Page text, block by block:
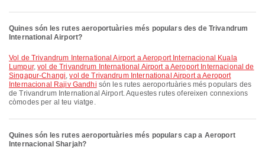
Quines són les rutes aeroportuàries més populars des de Trivandrum
International Airport?
vol de Trivandrum International Airport a Aeroport Internacional Kuala
Lumpur,vol de Trivandrum International Airport a Aeroport Internacional de
Singapur-Changi,vol de Trivandrum International Airport a Aeroport
Internacional Rajiv Gandhi són les rutes aeroportuàries més populars des
de Trivandrum International Airport. Aquestes rutes ofereixen connexions
còmodes per al teu viatge.
Quines són les rutes aeroportuàries més populars cap a Aeroport
Internacional Sharjah?